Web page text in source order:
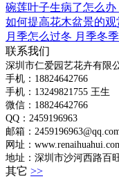
碗莲叶子生病了怎么办
如何提高花木盆景的观
月季怎么过冬 月季冬
联系我们
深圳市仁爱园艺花卉有限
手机：18824642766
手机： 13249821755 王生
微信：18824642766
QQ：2459196963
邮箱：
网址：
地址：深圳市沙河西路百
其它 >>